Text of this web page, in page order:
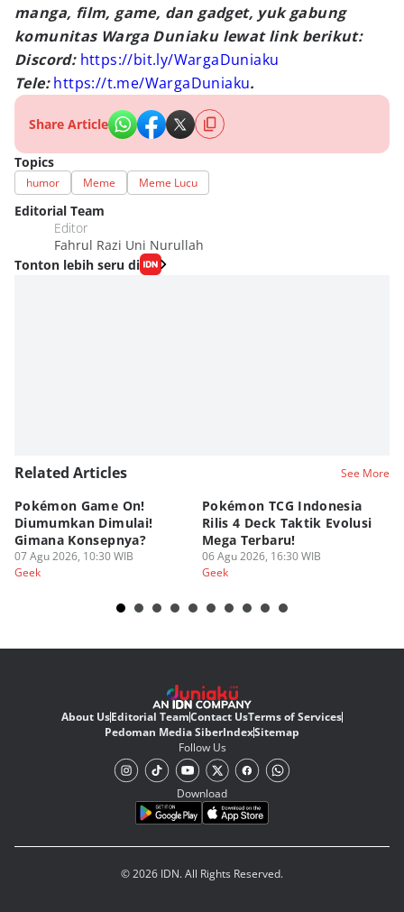
manga, film, game, dan gadget, yuk gabung
komunitas Warga Duniaku lewat link berikut:
Discord: https://bit.ly/WargaDuniaku
Tele:https://t.me/WargaDuniaku.
Share Article
Topics
humor Meme Meme Lucu
Editorial Team
Editor
Fahrul Razi Uni Nurullah
Tonton lebih seru di
Related Articles See More
Pokémon Game On!
Diumumkan Dimulai!
Gimana Konsepnya?
07 Agu 2026, 10:30 WIB
Geek
Pokémon TCG Indonesia
Rilis 4 Deck Taktik Evolusi
Mega Terbaru!
06 Agu 2026, 16:30 WIB
Geek
About UsEditorial TeamContact UsTerms of Services
Pedoman Media SiberIndexSitemap
Follow Us
Download
© 2026 IDN. All Rights Reserved.